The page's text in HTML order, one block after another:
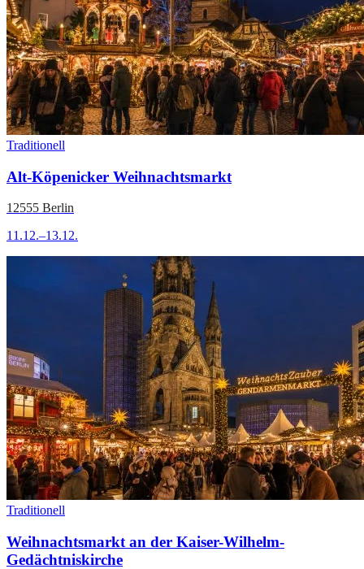
Traditionell
Alt-Köpenicker Weihnachtsmarkt
12555 Berlin
11.12.–13.12.
Traditionell
Weihnachtsmarkt an der Kaiser-Wilhelm-
Gedächtniskirche